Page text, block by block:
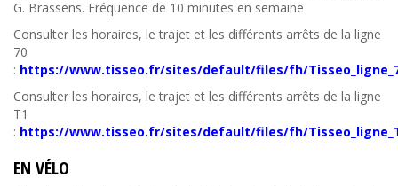
G. Brassens. Fréquence de 10 minutes en semaine
Consulter les horaires, le trajet et les différents arrêts de la ligne
70
: https://www.tisseo.fr/sites/default/files/fh/
Consulter les horaires, le trajet et les différents arrêts de la ligne
T1
: https://www.tisseo.fr/sites/default/files/fh/
EN VÉLO